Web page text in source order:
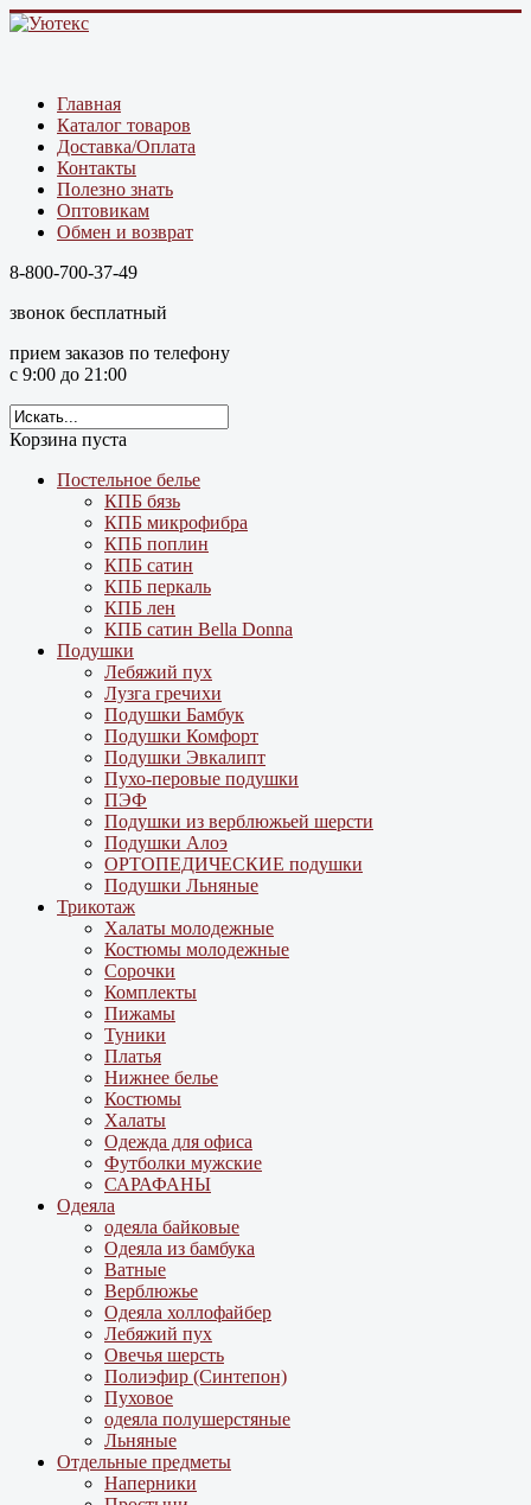
Главная
Каталог товаров
Доставка/Оплата
Контакты
Полезно знать
Оптовикам
Обмен и возврат
8-800-700-37-49
звонок бесплатный
прием заказов по телефону
с 9:00 до 21:00
Корзина пуста
Постельное белье
КПБ бязь
КПБ микрофибра
КПБ поплин
КПБ сатин
КПБ перкаль
КПБ лен
КПБ сатин Bella Donna
Подушки
Лебяжий пух
Лузга гречихи
Подушки Бамбук
Подушки Комфорт
Подушки Эвкалипт
Пухо-перовые подушки
ПЭФ
Подушки из верблюжьей шерсти
Подушки Алоэ
ОРТОПЕДИЧЕСКИЕ подушки
Подушки Льняные
Трикотаж
Халаты молодежные
Костюмы молодежные
Сорочки
Комплекты
Пижамы
Туники
Платья
Нижнее белье
Костюмы
Халаты
Одежда для офиса
Футболки мужские
САРАФАНЫ
Одеяла
одеяла байковые
Одеяла из бамбука
Ватные
Верблюжье
Одеяла холлофайбер
Лебяжий пух
Овечья шерсть
Полиэфир (Синтепон)
Пуховое
одеяла полушерстяные
Льняные
Отдельные предметы
Наперники